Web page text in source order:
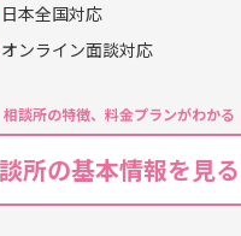
日本全国対応
オンライン面談対応
相談所の特徴、料金プランがわかる
所の基本情報を見る